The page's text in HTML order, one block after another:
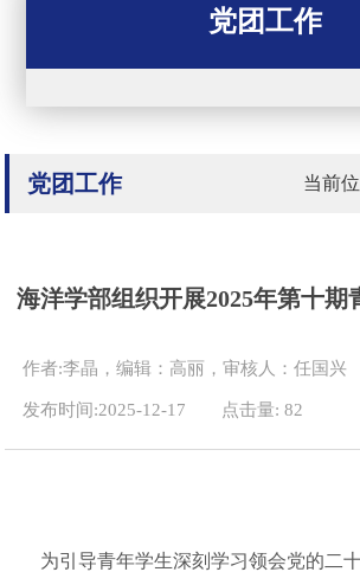
党团工作
党团工作 当前
海洋学部组织开展2025年第十期
作者:李晶，编辑：高丽，审核人：任国兴
发布时间:2025-12-17 点击量:82
为引导青年学生深刻学习领会党的二